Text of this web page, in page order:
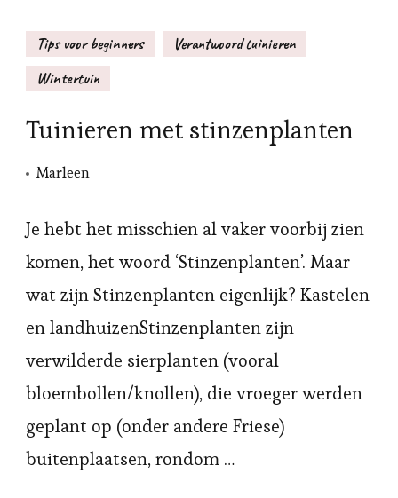
Tips voor beginners
Verantwoord tuinieren
Wintertuin
Tuinieren met stinzenplanten
Marleen
Je hebt het misschien al vaker voorbij zien
komen, het woord ‘Stinzenplanten’. Maar
wat zijn Stinzenplanten eigenlijk? Kastelen
en landhuizenStinzenplanten zijn
verwilderde sierplanten (vooral
bloembollen/knollen), die vroeger werden
geplant op (onder andere Friese)
buitenplaatsen, rondom …